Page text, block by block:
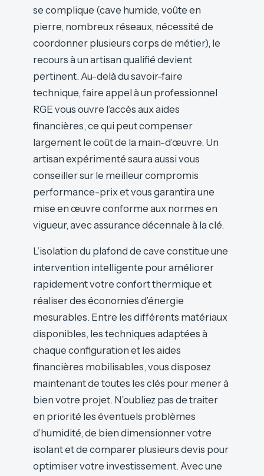
se complique (cave humide, voûte en
pierre, nombreux réseaux, nécessité de
coordonner plusieurs corps de métier), le
recours à un artisan qualifié devient
pertinent. Au-delà du savoir-faire
technique, faire appel à un professionnel
RGE vous ouvre l’accès aux aides
financières, ce qui peut compenser
largement le coût de la main-d’œuvre. Un
artisan expérimenté saura aussi vous
conseiller sur le meilleur compromis
performance-prix et vous garantira une
mise en œuvre conforme aux normes en
vigueur, avec assurance décennale à la clé.
L’isolation du plafond de cave constitue une
intervention intelligente pour améliorer
rapidement votre confort thermique et
réaliser des économies d’énergie
mesurables. Entre les différents matériaux
disponibles, les techniques adaptées à
chaque configuration et les aides
financières mobilisables, vous disposez
maintenant de toutes les clés pour mener à
bien votre projet. N’oubliez pas de traiter
en priorité les éventuels problèmes
d’humidité, de bien dimensionner votre
isolant et de comparer plusieurs devis pour
optimiser votre investissement. Avec une